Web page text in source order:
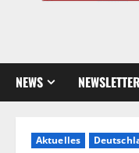
NEWS NEWSLETTER
Aktuelles